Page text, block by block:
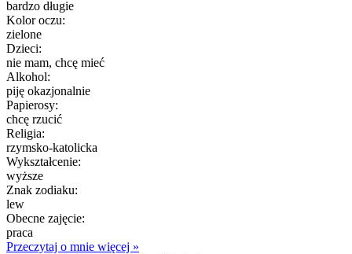
bardzo długie
Kolor oczu:
zielone
Dzieci:
nie mam, chcę mieć
Alkohol:
piję okazjonalnie
Papierosy:
chcę rzucić
Religia:
rzymsko-katolicka
Wykształcenie:
wyższe
Znak zodiaku:
lew
Obecne zajęcie:
praca
Przeczytaj o mnie więcej »